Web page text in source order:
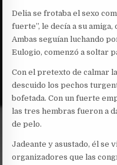
Delia se frotaba el sexo
fuerte”, le decía a su
Ambas seguían luchando
Eulogio, comenzó a soltar
Con el pretexto de calmar
descuido los pechos
bofetada. Con un fuerte
las tres hembras fueron a
de pelo.
Jadeante y asustado, él se
organizadores que las